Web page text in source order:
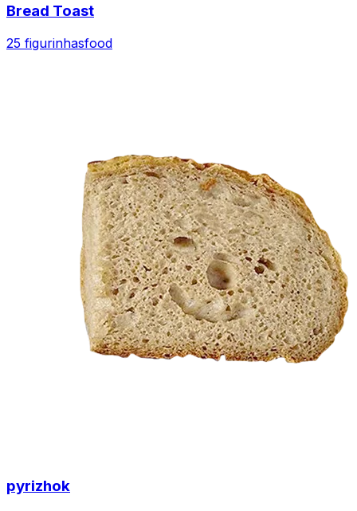
Bread Toast
25 figurinhasfood
pyrizhok